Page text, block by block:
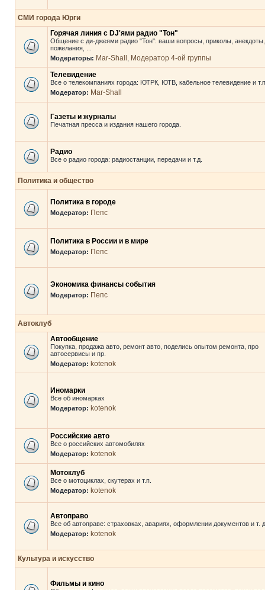
СМИ города Юрги
Горячая линия с DJ'ями радио "Тон"
Общение с ди-джеями радио "Тон": ваши вопросы, приколы, анекдоты,
пожелания, ...
Модераторы: Mar-Shall
Модератор 4-ой группы
Телевидение
Все о телекомпаниях города: ЮТРК, ЮТВ, кабельное телевидение и
Модератор: Mar-Shall
Газеты и журналы
Печатная пресса и издания нашего города.
Радио
Все о радио города: радиостанции, передачи и т.д.
Политика и общество
Политика в городе
Модератор: Пепс
Политика в России и в мире
Модератор: Пепс
Экономика финансы события
Модератор: Пепс
Автоклуб
Автообщение
Покупка, продажа авто, ремонт авто, поделись опытом ремонта, про
автосервисы и пр.
Модератор: kotenok
Иномарки
Все об иномарках
Модератор: kotenok
Российские авто
Все о российских автомобилях
Модератор: kotenok
Мотоклуб
Все о мотоциклах, скутерах и т.п.
Модератор: kotenok
Автоправо
Все об автоправе: страховках, авариях, оформлении документов и т.
Модератор: kotenok
Культура и искусство
Фильмы и кино